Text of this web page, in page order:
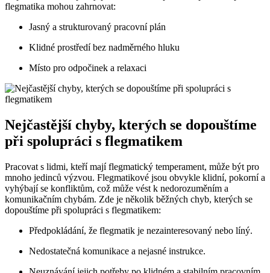
flegmatika mohou zahrnovat:
Jasný a strukturovaný pracovní plán
Klidné prostředí bez nadměrného hluku
Místo pro odpočinek a relaxaci
Nejčastější chyby, kterých se dopouštíme
při spolupráci s flegmatikem
Pracovat s lidmi, kteří mají flegmatický temperament, může být pro
mnoho jedinců výzvou. Flegmatikové jsou obvykle klidní, pokorní a
vyhýbají se konfliktům, což může vést k nedorozuměním a
komunikačním chybám. Zde je několik běžných chyb, kterých se
dopouštíme při spolupráci s flegmatikem:
Předpokládání, že flegmatik je nezainteresovaný nebo líný.
Nedostatečná komunikace a nejasné instrukce.